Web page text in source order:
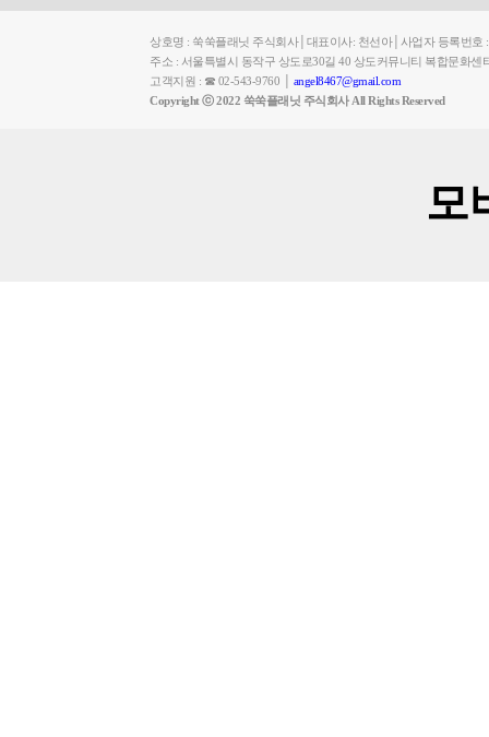
상호명 : 쑥쑥플래닛 주식회사│대표이사: 천선아│사업자 등록번호
주소 : 서울특별시 동작구 상도로30길 40 상도커뮤니티 복합문화
고객지원 : ☎ 02-543-9760 │ angel8467@gmail.com
Copyright ⓒ 2022 쑥쑥플래닛 주식회사 All Rights Reserved
모